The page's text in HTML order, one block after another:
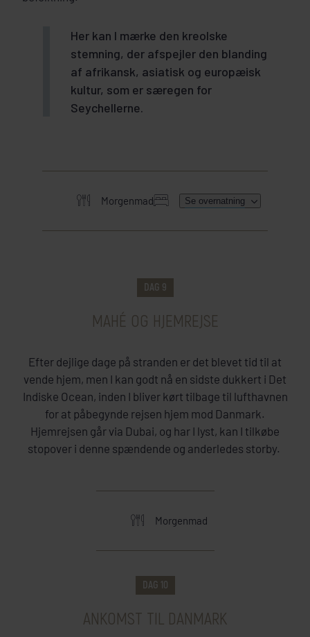
Her kan I mærke den kreolske
stemning, der afspejler den blanding
af afrikansk, asiatisk og europæisk
kultur, som er særegen for
Seychellerne.
Morgenmad Se overnatning
Mahé
+
DAG 9
MAHÉ OG HJEMREJSE
Efter dejlige dage på stranden er det blevet tid til at
vende hjem, men I kan godt nå en sidste dukkert i Det
Indiske Ocean, inden I bliver kørt tilbage til lufthavnen
for at påbegynde rejsen hjem mod Danmark.
Hjemrejsen går via Dubai, og har I lyst, kan I tilkøbe
stopover i denne spændende og anderledes storby.
Morgenmad
DAG 10
ANKOMST TIL DANMARK